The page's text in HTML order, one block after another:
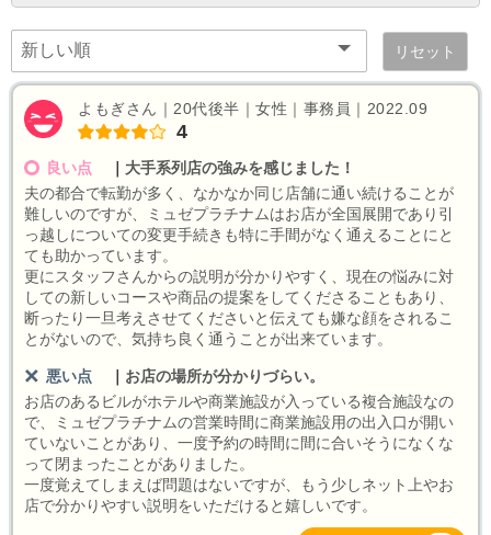
リセット
よもぎさん｜20代後半｜女性｜事務員｜2022.09
4
良い点
大手系列店の強みを感じました！
夫の都合で転勤が多く、なかなか同じ店舗に通い続けることが
難しいのですが、ミュゼプラチナムはお店が全国展開であり引
っ越しについての変更手続きも特に手間がなく通えることにと
ても助かっています。
更にスタッフさんからの説明が分かりやすく、現在の悩みに対
しての新しいコースや商品の提案をしてくださることもあり、
断ったり一旦考えさせてくださいと伝えても嫌な顔をされるこ
とがないので、気持ち良く通うことが出来ています。
悪い点
お店の場所が分かりづらい。
お店のあるビルがホテルや商業施設が入っている複合施設なの
で、ミュゼプラチナムの営業時間に商業施設用の出入口が開い
ていないことがあり、一度予約の時間に間に合いそうになくな
って閉まったことがありました。
一度覚えてしまえば問題はないですが、もう少しネット上やお
店で分かりやすい説明をいただけると嬉しいです。